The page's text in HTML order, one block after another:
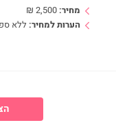
מחיר: 2,500
₪
הערות למחיר: ללא